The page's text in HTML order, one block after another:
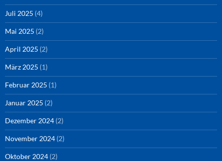
Juli 2025 (4)
Mai 2025 (2)
April 2025 (2)
März 2025 (1)
Februar 2025 (1)
Januar 2025 (2)
Dezember 2024 (2)
November 2024 (2)
Oktober 2024 (2)